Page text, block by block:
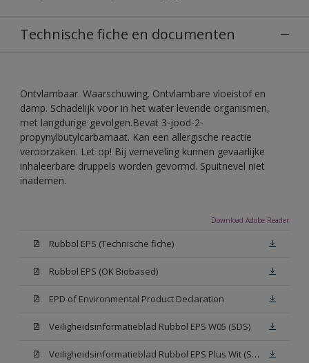
Technische fiche en documenten
Ontvlambaar. Waarschuwing. Ontvlambare vloeistof en
damp. Schadelijk voor in het water levende organismen,
met langdurige gevolgen.Bevat 3-jood-2-
propynylbutylcarbamaat. Kan een allergische reactie
veroorzaken. Let op! Bij verneveling kunnen gevaarlijke
inhaleerbare druppels worden gevormd. Spuitnevel niet
inademen.
Download Adobe Reader
Rubbol EPS (Technische fiche)
Rubbol EPS (OK Biobased)
EPD of Environmental Product Declaration
Veiligheidsinformatieblad Rubbol EPS W05 (SDS)
Veiligheidsinformatieblad Rubbol EPS Plus Wit (SDS)